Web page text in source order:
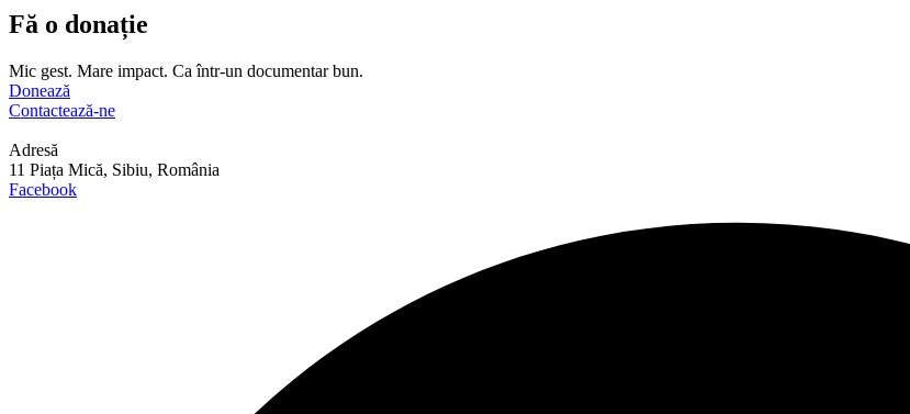
Fă o donație
Mic gest. Mare impact. Ca într-un documentar bun.
Donează
Contactează-ne
Adresă
11 Piața Mică, Sibiu, România
Facebook